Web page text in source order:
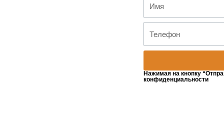
Нажимая на кнопку
конфиденциальности